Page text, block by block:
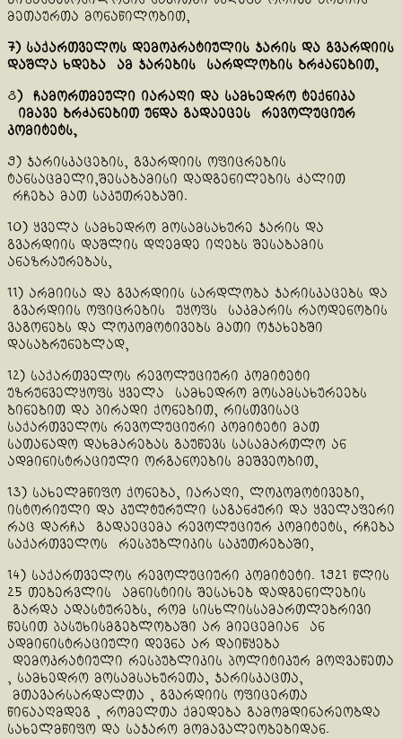
მეთაურთა მონაწილობით,
7) საქართველოს დემოკრატიულის ჯარის და გვარდიის
დაშლა ხდება ამ ჯარების სარდლობის ბრძანებით,
8) ჩამორთმეული იარაღი და სამხედრო ტექნიკა
იმავე ბრძანებით უნდა გადაეცეს რევოლუციურ
კომიტეტს,
9) ჯარისკაცების, გვარდიის ოფიცრების
ტანსაცმელი,შესაბამისი დადგენილების ძალით
რჩება მათ საკუთრებაში.
10) ყველა სამხედრო მოსამსახურე ჯარის და
გვარდიის დაშლის დღემდე იღებს შესაბამის
ანაზრაურებას,
11) არმიისა და გვარდიის სარდლობა ჯარისკაცებს და
გვარდიის ოფიცრების უყოფს საკმარის რაოდენობის
ვაგონებს და ლოკომოტივებს მათი ოჯახებში
დასაბრუნებლად,
12) საქართველოს რევოლუციური კომიტეტი
უზრუნველყოფს ყველა სამხედრო მოსამსახურეებს
ბინებით და პირადი ქონებით, რისთვისაც
საქართველოს რევოლუციური კომიტეტი მათ
სათანადო დახმარებას გაუწევს სასამართლო ან
ადმინისტრაციული ორგანოების მეშვეობით,
13) სახელმწიფო ქონება, იარაღი, ლოკომოტივები,
ისტორიული და კულტურული საგანძური და ყველაფერი
რაც დარჩა გადაეცემა რევოლუციურ კომიტეტს, რჩება
საქართველოს რესპუბლიკის საკუთრებაში,
14) საქართველოს რევოლუციური კომიტეტი. 1921 წლის
25 თებერვლის ამნისტიის შესახებ დადგენილების
გარდა ადასტურებს, რომ სისხლისსამართლებრივი
წესით პასუხისმგებლობაში არ მიეცემიან ან
ადმინისტრაციული დევნა არ დაიწყება
დემოკრატიული რესპუბლიკის პოლიტიკურ მოღვაწეთა
, სამხედრო მოსამსახურეთა, ჯარისკაცთა,
მთავარსარდალთა , გვარდიის ოფიცერთა
წინააღმდეგ , რომელთა ქმედება გამომდინარეობდა
სახელმწიფო და საჯარო მომავალეობებიდან.